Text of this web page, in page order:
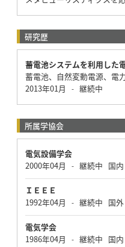
研究歴
蓄電池システムを利用した
蓄電池、自然変動電源、電
2013年01月
- 継続中
所属学協会
電気設備学会
2000年04月
- 継続中 国内
ＩＥＥＥ
1992年04月
- 継続中 国外
電気学会
1986年04月
- 継続中 国内